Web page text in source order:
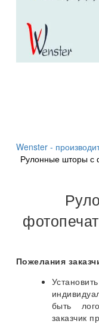
Wenster -
Рулонные шторы с
Пожелания
быть
заказчик